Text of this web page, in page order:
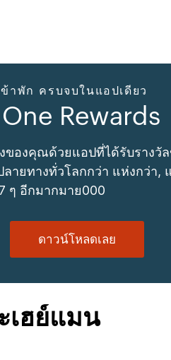
าพัก ครบจบในแอปเดียว
Rewards
ของคุณด้วยแอปที่ได้รับรางวัล
ายทางทั่วโลกกว่า แห่งกว่า,
ๆ อีกมากมาย000
ดาวน์โหลดเลย
เฮย์แมน